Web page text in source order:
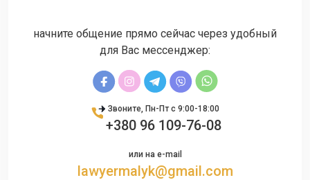
начните общение прямо сейчас через удобный
для Вас мессенджер:
Звоните, Пн-Пт с 9:00-18:00
+380 96 109-76-08
или на e-mail
lawyermalyk@gmail.com